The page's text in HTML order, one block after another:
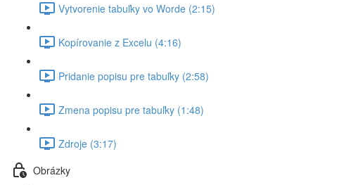
Vytvorenie tabuľky vo Worde (2:15)
Kopírovanie z Excelu (4:16)
Pridanie popisu pre tabuľky (2:58)
Zmena popisu pre tabuľky (1:48)
Zdroje (3:17)
Obrázky